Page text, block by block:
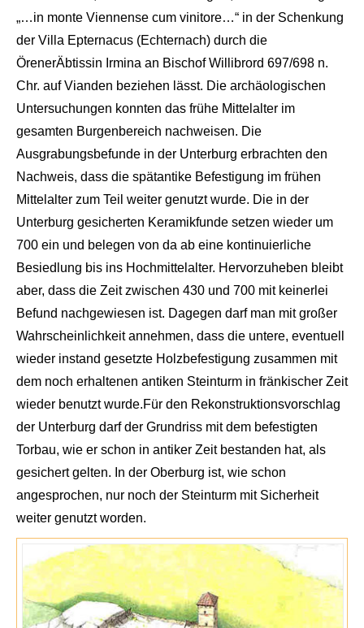
„…in monte Viennense cum vinitore…“ in der Schenkung
der Villa Epternacus (Echternach) durch die
ÖrenerÄbtissin Irmina an BischofWillibrord 697/698 n.
Chr. aufVianden beziehen lässt. Die archäologischen
Untersuchungen konnten das frühe Mittelalter im
gesamten Burgenbereich nachweisen. Die
Ausgrabungsbefunde in der Unterburg erbrachten den
Nachweis, dass die spätantike Befestigung im frühen
Mittelalter zum Teil weiter genutztwurde. Die in der
Unterburg gesicherten Keramikfunde setzen wieder um
700 ein und belegen von da ab eine kontinuierliche
Besiedlung bis ins Hochmittelalter. Hervorzuheben bleibt
aber, dass die Zeit zwischen 430 und 700 mit keinerlei
Befund nachgewiesen ist. Dagegen darf man mit großer
Wahrschein lichkeit annehmen, dass die untere, eventuell
wieder instand gesetzte Holzbefestigung zusammen mit
dem noch erhaltenen antiken Steinturm in fränkischer Zeit
wieder benutzt wurde.Für den Rekonstruktionsvorschlag
der Unterburg darf der Grundriss mit dem befestigten
Torbau, wie er schon in antiker Zeit bestanden hat, als
gesichert gelten. In der Oberburg ist, wie schon
angesprochen, nur noch der Steinturm mit Sicherheit
weiter genutzt worden.